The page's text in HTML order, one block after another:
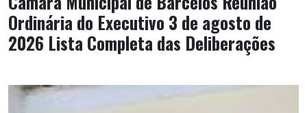
Ordinária do Executivo 3 de agosto de
2026 Lista Completa das Deliberações